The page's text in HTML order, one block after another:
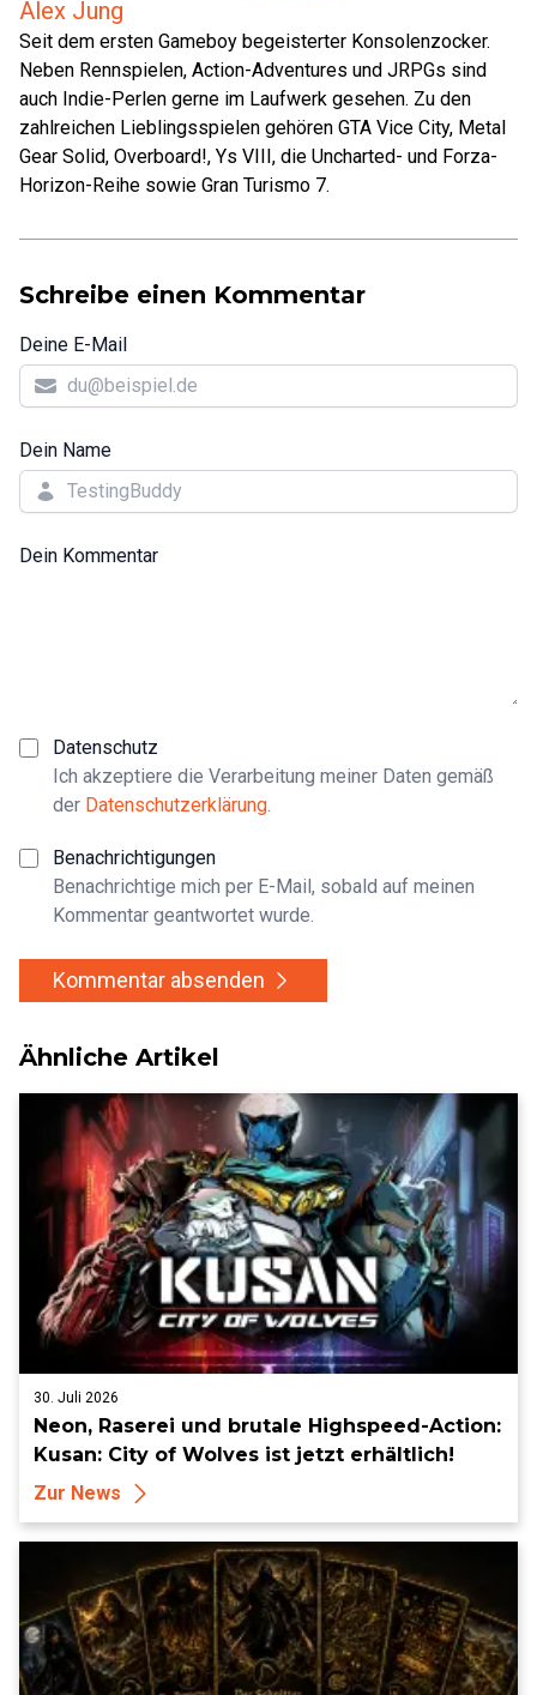
Alex Jung
Seit dem ersten Gameboy begeisterter Konsolenzocker.
Neben Rennspielen, Action-Adventures und JRPGs sind
auch Indie-Perlen gerne im Laufwerk gesehen. Zu den
zahlreichen Lieblingsspielen gehören GTA Vice City, Metal
Gear Solid, Overboard!, Ys VIII, die Uncharted- und Forza-
Horizon-Reihe sowie Gran Turismo 7.
Schreibe einen Kommentar
Deine E-Mail
Dein Name
Dein Kommentar
Datenschutz
Ich akzeptiere die Verarbeitung meiner Daten gemäß
der Datenschutzerklärung.
Benachrichtigungen
Benachrichtige mich per E-Mail, sobald auf meinen
Kommentar geantwortet wurde.
Kommentar absenden
Ähnliche Artikel
30. Juli 2026
Neon, Raserei und brutale Highspeed-Action:
Kusan: City of Wolves ist jetzt erhältlich!
Zur News